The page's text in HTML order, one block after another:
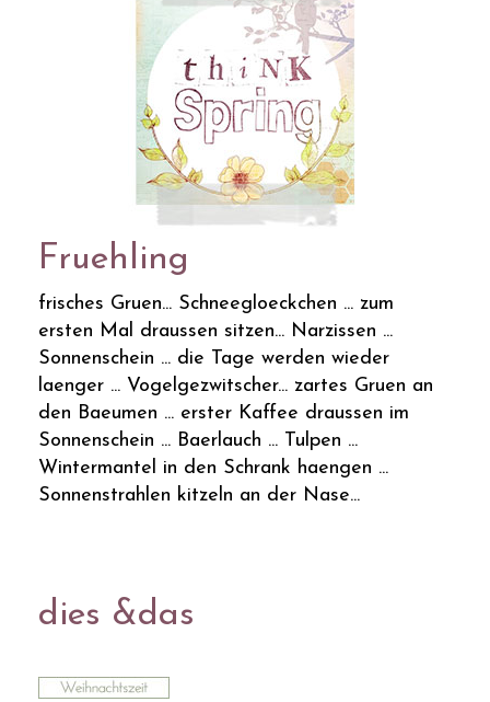
Fruehling
frisches Gruen... Schneegloeckchen ... zum
ersten Mal draussen sitzen... Narzissen ...
Sonnenschein ... die Tage werden wieder
laenger ... Vogelgezwitscher... zartes Gruen an
den Baeumen ... erster Kaffee draussen im
Sonnenschein ... Baerlauch ... Tulpen ...
Wintermantel in den Schrank haengen ...
Sonnenstrahlen kitzeln an der Nase...
dies &das